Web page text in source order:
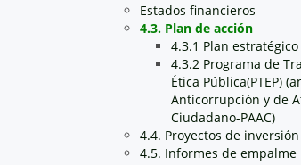
Estados financieros
4.3. Plan de acción
4.3.1 Plan
4.3.2 Programa de
Ética Pública(PTEP)
Anticorrupción y de
Ciudadano-PAAC)
4.4. Proyectos de inversión
4.5. Informes de empalme